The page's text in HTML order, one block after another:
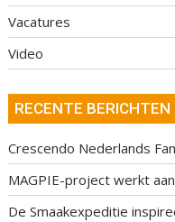
Vacatures
Video
RECENTE BERICHTEN
Crescendo Nederlands
MAGPIE-project werkt
De Smaakexpeditie